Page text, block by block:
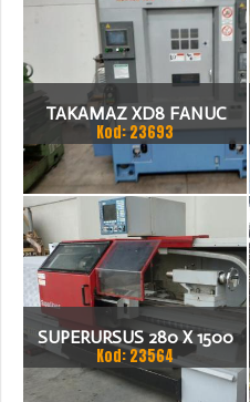
TAKAMAZ XD8 FANUC
21ITA TOKARKA CNC
Kod: 23693
SUPERURSUS 280 X 1500
TOKARKA
Kod: 23564